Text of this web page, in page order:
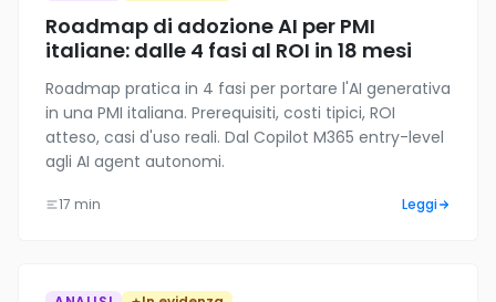
Roadmap di adozione AI per PMI
italiane: dalle 4 fasi al ROI in 18 mesi
Roadmap pratica in 4 fasi per portare l'AI generativa
in una PMI italiana. Prerequisiti, costi tipici, ROI
atteso, casi d'uso reali. Dal Copilot M365 entry-level
agli AI agent autonomi.
17 min Leggi